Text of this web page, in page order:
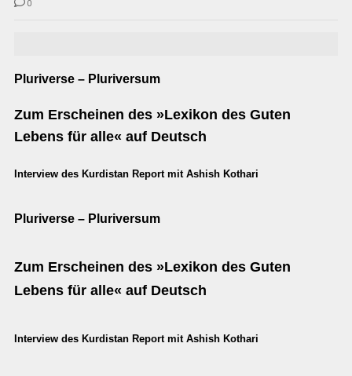
0
Pluriverse – Pluriversum
Zum Erscheinen des »Lexikon des Guten
Lebens für alle« auf Deutsch
Interview des Kurdistan Report mit Ashish Kothari
Pluriverse – Pluriversum
Zum Erscheinen des »Lexikon des Guten
Lebens für alle« auf Deutsch
Interview des Kurdistan Report mit Ashish Kothari